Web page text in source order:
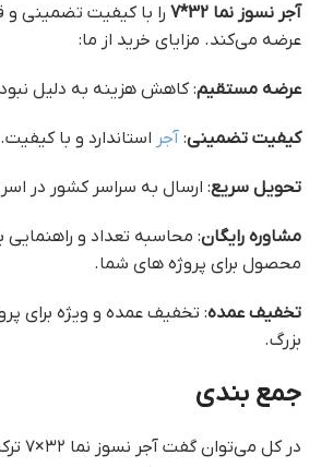
آجر نسوز نما 32*7
را با کیفیت تضمینی و
عرضه می‌کند. مزایای خرید از ما:
عرضه مستقیم: کاهش هزینه به دلیل
کیفیت تضمینی: آجر استاندارد و با کیفیت.
تحویل سریع: ارسال به سراسر کشور در
مشاوره رایگان: محاسبه تعداد و راهنمایی
محصول برای پروژه های شما.
تخفیف عمده: تخفیف عمده و ویژه برای
بزرگ.
جمع بندی
در کل